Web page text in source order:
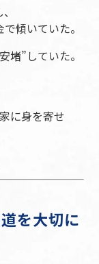
傾いていた。
堵”していた。
に身を寄せ
を大切に